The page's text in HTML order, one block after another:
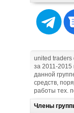
united traders
за 2011-2015
данной
средств,
работы тех.
Члены